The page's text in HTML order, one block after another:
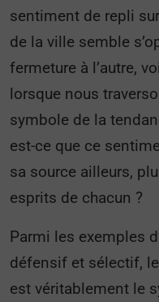
sentiment de repli
de la ville semble
fermeture à l’autre,
lorsque nous
symbole de la
est-ce que ce
sa source ailleurs,
esprits de chacun ?
Parmi les exemples
défensif et sélectif, le
est véritablement le